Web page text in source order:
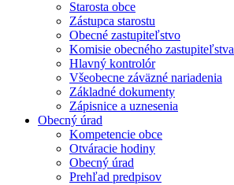
Starosta obce
Zástupca starostu
Obecné zastupiteľstvo
Komisie obecného zastupiteľstva
Hlavný kontrolór
Všeobecne záväzné nariadenia
Základné dokumenty
Zápisnice a uznesenia
Obecný úrad
Kompetencie obce
Otváracie hodiny
Obecný úrad
Prehľad predpisov